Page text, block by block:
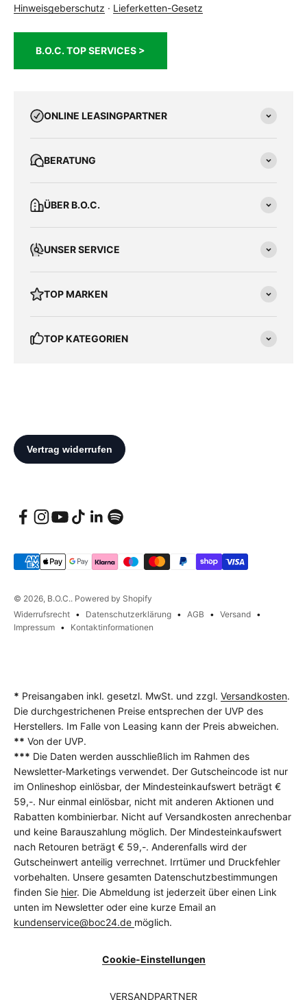
Hinweisgeberschutz · Lieferketten-Gesetz
B.O.C. TOP SERVICES >
ONLINE LEASINGPARTNER
BERATUNG
ÜBER B.O.C.
UNSER SERVICE
TOP MARKEN
TOP KATEGORIEN
© 2026, B.O.C.. Powered by Shopify
Widerrufsrecht
Datenschutzerklärung AGB
Versand
Impressum
Kontaktinformationen
* Preisangaben inkl. gesetzl. MwSt. und zzgl. Versandkosten.
Die durchgestrichenen Preise entsprechen der UVP des
Herstellers. Im Falle von Leasing kann der Preis abweichen.
** Von der UVP.
*** Die Daten werden ausschließlich im Rahmen des
Newsletter-Marketings verwendet. Der Gutscheincode ist nur
im Onlineshop einlösbar, der Mindesteinkaufswert beträgt €
59,-. Nur einmal einlösbar, nicht mit anderen Aktionen und
Rabatten kombinierbar. Nicht auf Versandkosten anrechenbar
und keine Barauszahlung möglich. Der Mindesteinkaufswert
nach Retouren beträgt € 59,-. Anderenfalls wird der
Gutscheinwert anteilig verrechnet. Irrtümer und Druckfehler
vorbehalten. Unsere gesamten Datenschutzbestimmungen
finden Sie hier. Die Abmeldung ist jederzeit über einen Link
unten im Newsletter oder eine kurze Email an
kundenservice@boc24.de möglich.
Cookie-Einstellungen
VERSANDPARTNER